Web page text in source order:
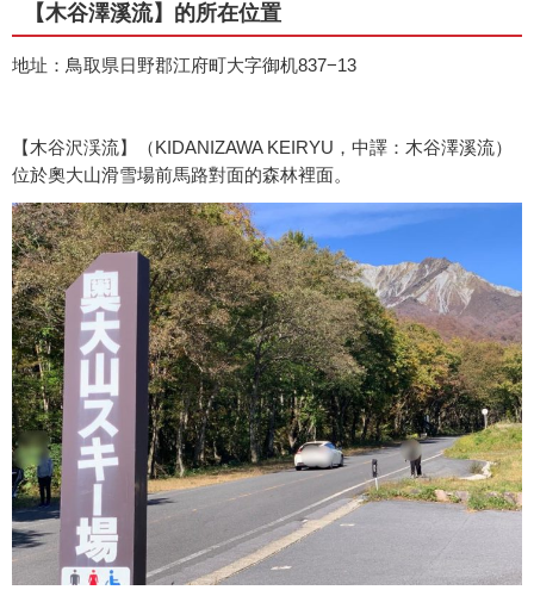
【木谷澤溪流】的所在位置
地址：鳥取県日野郡江府町大字御机837−13
【木谷沢渓流】（KIDANIZAWA KEIRYU，中譯：木谷澤溪流）
位於奧大山滑雪場前馬路對面的森林裡面。